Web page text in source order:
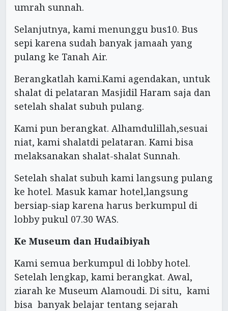
umrah sunnah.
Selanjutnya, kami menunggu bus10. Bus
sepi karena sudah banyak jamaah yang
pulang ke Tanah Air.
Berangkatlah kami.Kami agendakan, untuk
shalat di pelataran Masjidil Haram saja dan
setelah shalat subuh pulang.
Kami pun berangkat. Alhamdulillah,sesuai
niat, kami shalatdi pelataran. Kami bisa
melaksanakan shalat-shalat Sunnah.
Setelah shalat subuh kami langsung pulang
ke hotel. Masuk kamar hotel,langsung
bersiap-siap karena harus berkumpul di
lobby pukul 07.30 WAS.
Ke Museum dan Hudaibiyah
Kami semua berkumpul di lobby hotel.
Setelah lengkap, kami berangkat. Awal,
ziarah ke Museum Alamoudi. Di situ, kami
bisa banyak belajar tentang sejarah